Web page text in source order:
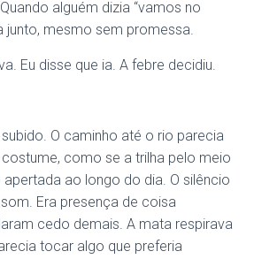
alguém dizia “vamos no
junto, mesmo sem promessa.
Eu disse que ia. A febre decidiu.
O caminho até o rio parecia
como se a trilha pelo meio
ao longo do dia. O silêncio
Era presença de coisa
cedo demais. A mata respirava
tocar algo que preferia